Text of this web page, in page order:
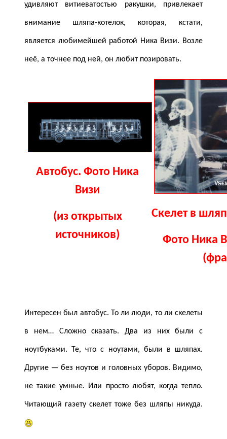
удивляют витиеватостью ракушки, привлекает
внимание шляпа-котелок, которая, кстати,
является любимейшей работой Ника Визи. Возле
неё, а точнее под ней, он любит позировать.
Автобус. Фото Ника
Визи
(из открытых
источников)
Скелет в
Фото Ника
Интересен был автобус. То ли люди, то ли скелеты
в нем… Сложно сказать. Два из них были с
ноутбуками. Те, что с ноутами, были в шляпах.
Другие — без ноутов и головных уборов. Видимо,
не такие умные. Или просто любят, когда тепло.
Читающий газету скелет тоже без шляпы никуда.